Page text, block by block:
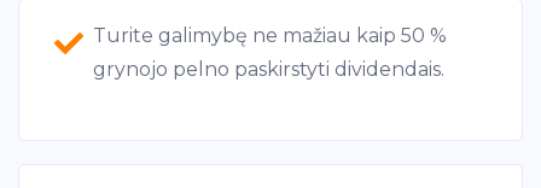
Turite galimybę ne mažiau kaip 50 %
grynojo pelno paskirstyti dividendais.